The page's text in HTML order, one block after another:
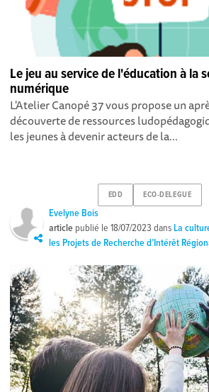
Le jeu au service de l'éducation à la
numérique
L'Atelier Canopé 37 vous propose un
découverte de ressources
les jeunes à devenir acteurs de la...
EDD ECO-DELEGUE
Evelyne Bois
article publié le18/07/2023 dansLa
les Projets de Recherche d’Intérêt